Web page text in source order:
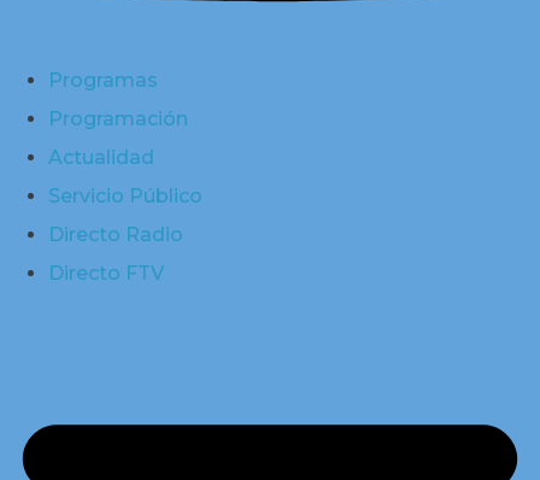
Programas
Programación
Actualidad
Servicio Público
Directo Radio
Directo FTV